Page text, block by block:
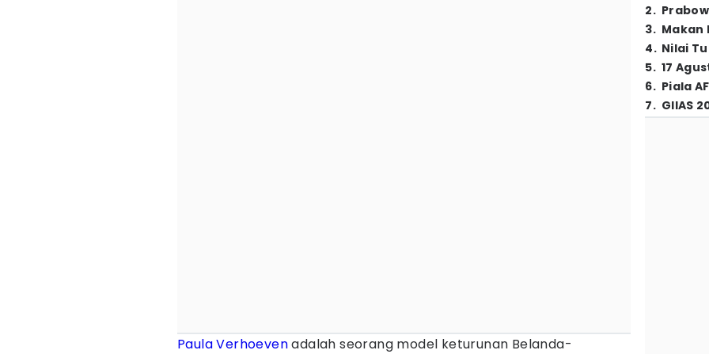
Paula Verhoevenadalah seorang model keturunan Belanda-
2.
3. Makan
4. Nilai
5. 17
6. Piala
7. GIIAS